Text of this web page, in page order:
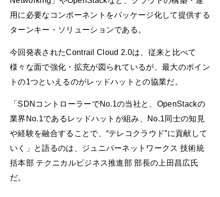
用に必要なコンポーネントをパッケージ化して提供する
ターンキー・ソリューションである。
今回発表されたContrail Cloud 2.0は、従来と比べて
様々な面で強化・拡充が図られているが、最大のポイン
トの1つといえるのがレッドハットとの協業だ。
「SDNコントローラーでNo.1の当社と、OpenStackの
業界No.1であるレッドハットが組み、No.1同士の知見
や経験を融合することで、“テレコクラウド”に貢献して
いく」と語るのは、ジュニパーネットワークス 技術統
括本部 テクニカルビジネス推進部 部長の上田昌広氏
だ。